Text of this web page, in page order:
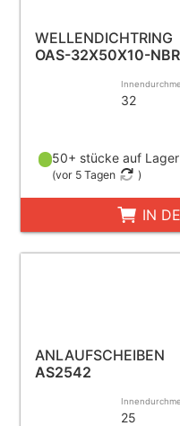
WELLENDICHTRING
OAS-32X50X10-NBR
32
50+ stücke auf Lager
(vor 5 Tagen )
IN
ANLAUFSCHEIBEN
AS2542
25